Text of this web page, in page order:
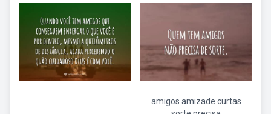
amigos amizade curtas